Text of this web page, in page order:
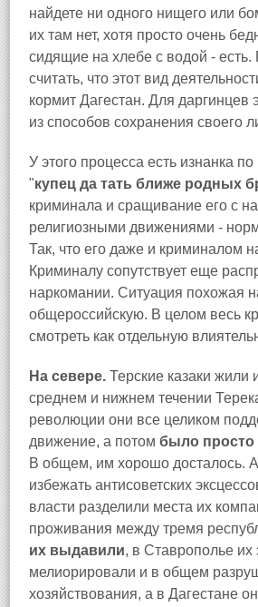
найдете ни одного нищего или
их там нет, хотя просто очень
сидящие на хлебе с водой -
считать, что этот вид
кормит Дагестан. Для даргинцев
из способов сохранения своего
У этого процесса есть изнанка
"купец да тать ближе родных
криминала и сращивание его с
религиозными движениями -
Так, что его даже и криминалом
Криминалу сопутствует еще
наркомании. Ситуация похожая
общероссийскую. В целом весь
смотреть как отдельную
На севере. Терские казаки жили
среднем и нижнем течении
революции они все целиком
движение, а потом было просто
В общем, им хорошо досталось.
избежать антисоветских
власти разделили места их
проживания между тремя
их выдавили, в Ставрополье их
мелиорировали и в общем
хозяйствования, а в Дагестане